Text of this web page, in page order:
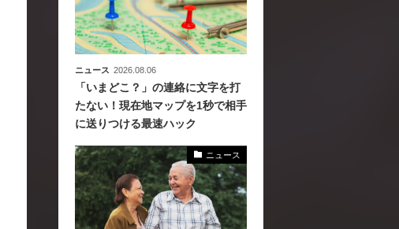
ニュース 2026.08.06
「いまどこ？」の連絡に文字を打
たない！現在地マップを1秒で相手
に送りつける最速ハック
ニュース